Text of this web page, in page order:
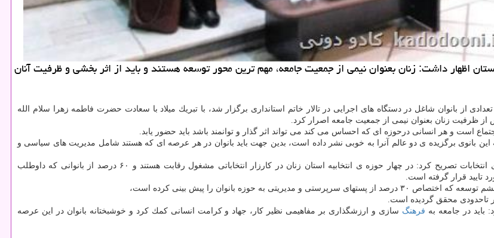
اظهار داشت: زنان بعنوان نیمی از جمعیت جامعه، مهم ترین محور توسعه هستند و باید از اثر بخشی و ظرفیت آنان
از بانوان شاغل در دستگاه های اجرایی در تالار خاتم استانداری برگزار شد، با تبریك میلاد با سعادت حضرت فاطمه زهرا سلام الله
از ظرفیت زنان بعنوان نیمی از جمعیت جامعه اصرار كرد.
است و هر انسانی درحوزه ای كه احساس می كند می تواند اثر گذار و توانمند باشد باید حضور یابد.
برگزیده ی دو عالم آنرا به خوبی نشر داده است، بدین جهت باید بانوان در هر عرصه ای كه هستند شامل مدیریت های سیاسی و
نماینده عالی دولت در سیستان و بلوچستان با اشاره به دوم اسفندماه، روز برگزاری انتخابات تصریح كرد: در چهار حوزه ی انتخابیه استان زنان در كارزار انتخاباتی مشغول رقابت هستند و ۶۰ درصد از بانوانی كه داوطلب
تایید قرار گرفته است.
حوزه بانوان را پیش بینی كرده است،
تاحدودی محقق گردیده است.
باید در جامعه به فرهنگ سازی و ارزشگذاری بر مفاهیمی نظیر كار، جهاد و كرامت انسانی كمك كرد و خوشبختانه بانوان در این عرصه